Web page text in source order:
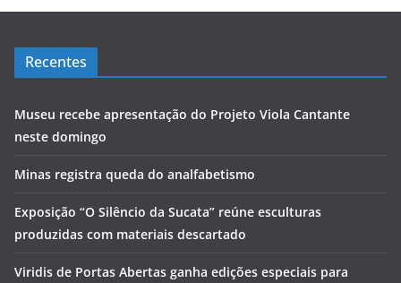
Recentes
Museu recebe apresentação do Projeto Viola Cantante
neste domingo
Minas registra queda do analfabetismo
Exposição “O Silêncio da Sucata” reúne esculturas
produzidas com materiais descartado
Viridis de Portas Abertas ganha edições especiais para